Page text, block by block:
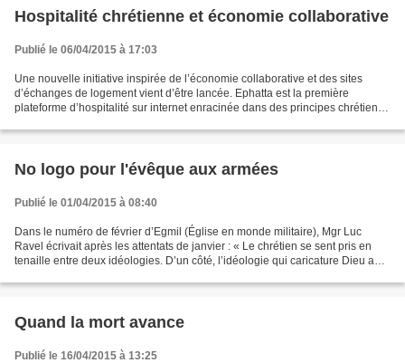
Hospitalité chrétienne et économie collaborative
Publié le 06/04/2015 à 17:03
Une nouvelle initiative inspirée de l’économie collaborative et des sites
d’échanges de logement vient d’être lancée. Ephatta est la première
plateforme d’hospitalité sur internet enracinée dans des principes chrétiens.
No logo pour l'évêque aux armées
Publié le 01/04/2015 à 08:40
Dans le numéro de février d’Egmil (Église en monde militaire), Mgr Luc
Ravel écrivait après les attentats de janvier : « Le chrétien se sent pris en
tenaille entre deux idéologies. D’un côté, l’idéologie qui caricature Dieu au
Quand la mort avance
Publié le 16/04/2015 à 13:25